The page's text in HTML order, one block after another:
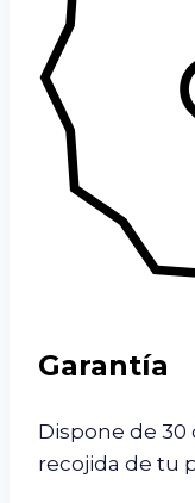
Garantía
Dispone de 30
recojida de tu